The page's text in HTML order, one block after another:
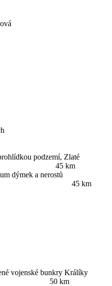
podzemí, Zlaté
km
dýmek a nerostů
45 km
vojenské bunkry Králíky
km